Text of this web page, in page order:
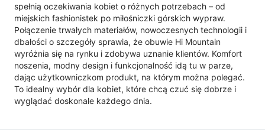
spełnią oczekiwania kobiet o różnych potrzebach – od
miejskich fashionistek po miłośniczki górskich wypraw.
Połączenie trwałych materiałów, nowoczesnych technologii i
dbałości o szczegóły sprawia, że obuwie Hi Mountain
wyróżnia się na rynku i zdobywa uznanie klientów. Komfort
noszenia, modny design i funkcjonalność idą tu w parze,
dając użytkowniczkom produkt, na którym można polegać.
To idealny wybór dla kobiet, które chcą czuć się dobrze i
wyglądać doskonale każdego dnia.